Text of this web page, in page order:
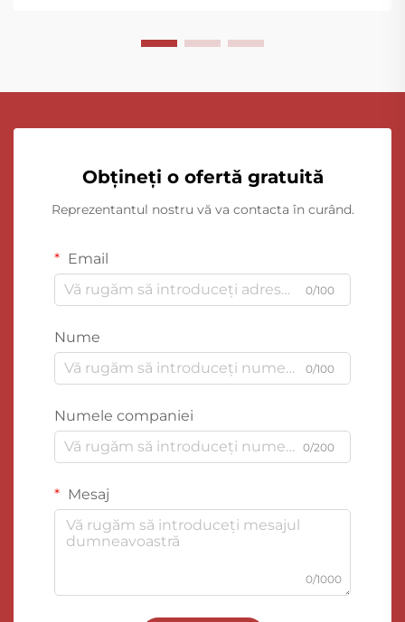
Obțineți o ofertă gratuită
Reprezentantul nostru vă va contacta în curând.
Email
0/100
Nume
0/100
Numele companiei
0/200
Mesaj
0/1000